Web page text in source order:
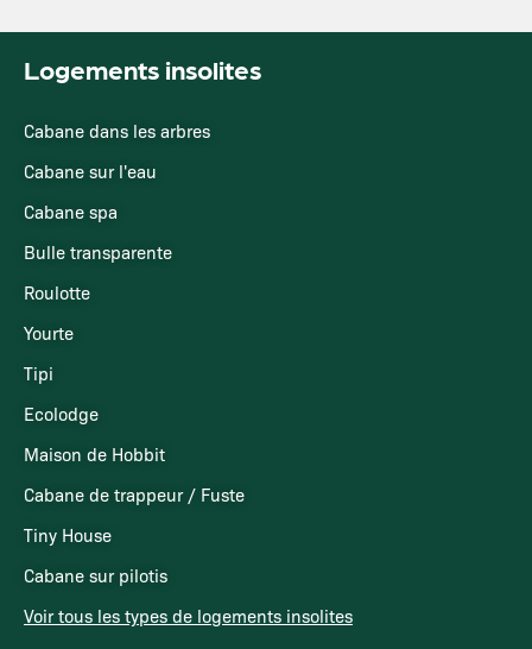
Logements insolites
Cabane dans les arbres
Cabane sur l'eau
Cabane spa
Bulle transparente
Roulotte
Yourte
Tipi
Ecolodge
Maison de Hobbit
Cabane de trappeur / Fuste
Tiny House
Cabane sur pilotis
Voir tous les types de logements insolites